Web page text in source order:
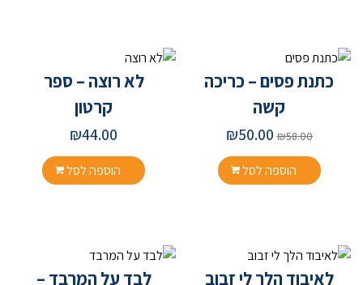
כתנת פסים – כריכה
קשה
₪58.00
₪50.00
הוספה לסל
לא רוצה – ספר
קרטון
₪44.00
הוספה לסל
לאיבוד הלך לי זבוב
לבד על המרבד –